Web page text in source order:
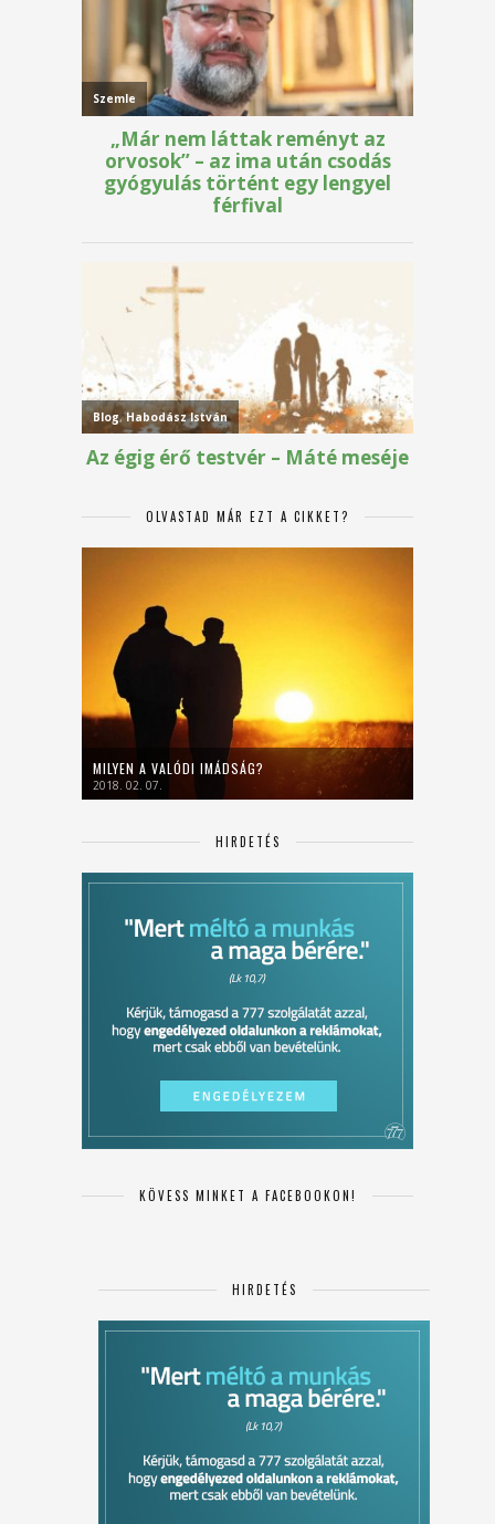
OLVASTAD MÁR EZT A CIKKET?
MILYEN A VALÓDI IMÁDSÁG?
2018. 02. 07.
HIRDETÉS
KÖVESS MINKET A FACEBOOKON!
HIRDETÉS